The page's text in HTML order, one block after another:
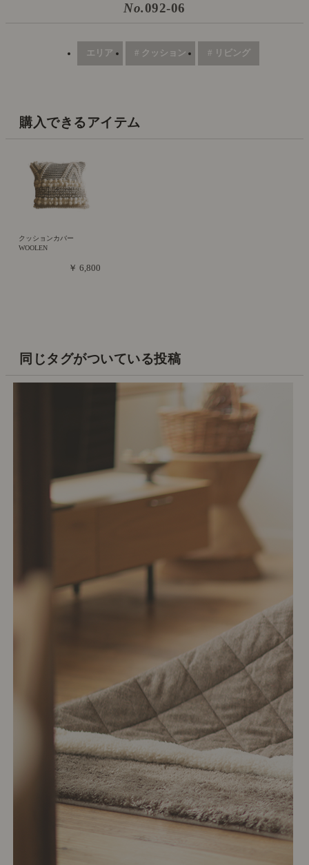
No.092-06
エリア # クッション # リビング
購入できるアイテム
クッションカバー
WOOLEN
￥ 6,800
同じタグがついている投稿